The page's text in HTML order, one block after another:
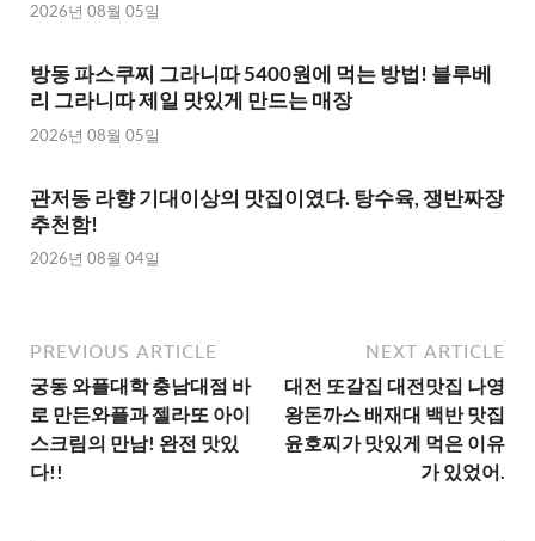
2026년 08월 05일
방동 파스쿠찌 그라니따 5400원에 먹는 방법! 블루베
리 그라니따 제일 맛있게 만드는 매장
2026년 08월 05일
관저동 라향 기대이상의 맛집이였다. 탕수육, 쟁반짜장
추천함!
2026년 08월 04일
PREVIOUS ARTICLE
궁동 와플대학 충남대점 바
로 만든와플과 젤라또 아이
스크림의 만남! 완전 맛있
다!!
NEXT ARTICLE
대전 또갈집 대전맛집 나영
왕돈까스 배재대 백반 맛집
윤호찌가 맛있게 먹은 이유
가 있었어.